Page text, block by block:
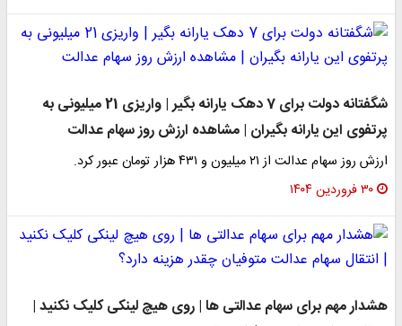
شگفتانه دولت برای 7 دهک یارانه بگیر | واریزی 21 میلیونی به
پرتفوی این یارانه بگیران | مشاهده ارزش روز سهام عدالت
ارزش روز سهام عدالت از ۲۱ میلیون و ۴۳۱ هزار تومان عبور کرد.
۳۰ فروردین ۱۴۰۴
هشدار مهم برای سهام عدالتی ها | روی هیچ لینکی کلیک نکنید |